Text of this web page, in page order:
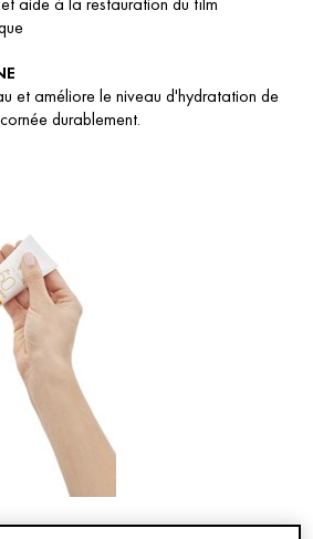
et améliore le niveau d'hydratation de
durablement.